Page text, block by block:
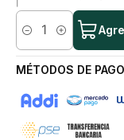
Cantidad
MÉTODOS DE PAGO